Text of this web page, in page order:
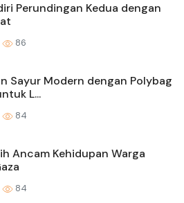
Perundingan Kedua dengan
86
Sayur Modern dengan Polybag
L...
84
Ancam Kehidupan Warga
84